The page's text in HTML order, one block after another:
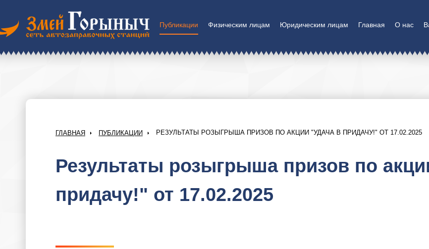
Публикации Физическим лицам Юридическим лицам Главная О нас
ГЛАВНАЯ ПУБЛИКАЦИИ РЕЗУЛЬТАТЫ РОЗЫГРЫША ПРИЗОВ ПО АКЦИИ "УДАЧА В ПРИДАЧУ!" ОТ 17.02.2025
Результаты розыгрыша призов по
придачу!" от 17.02.2025